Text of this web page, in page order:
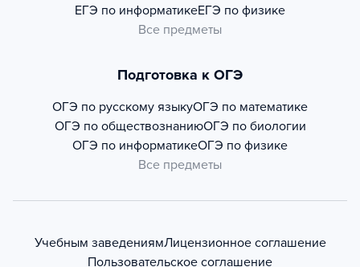
ЕГЭ по информатикеЕГЭ по физике
Все предметы
Подготовка к ОГЭ
ОГЭ по русскому языкуОГЭ по математике
ОГЭ по обществознаниюОГЭ по биологии
ОГЭ по информатикеОГЭ по физике
Все предметы
Учебным заведениямЛицензионное соглашение
Пользовательское соглашение